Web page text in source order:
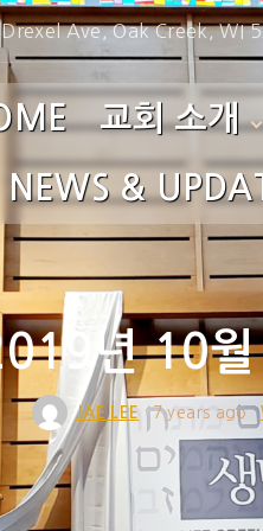
Ave, Oak Creek, WI
교회 소개
환영합니다!
섬기는 이들
예배 시간
사역소개
교회 연혁
NEWS &
Photo Gallery
년 10
JAE LEE 7 years ago